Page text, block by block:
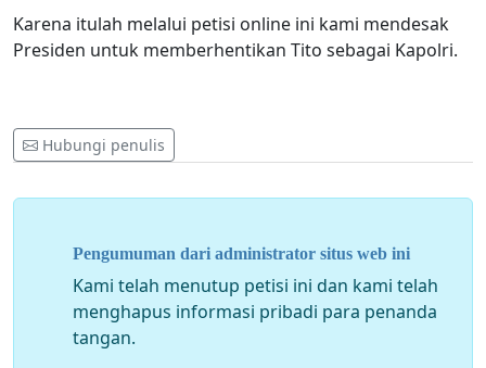
Karena itulah melalui petisi online ini kami mendesak
Presiden untuk memberhentikan Tito sebagai Kapolri.
Hubungi penulis
Pengumuman dari administrator situs web ini
Kami telah menutup petisi ini dan kami telah
menghapus informasi pribadi para penanda
tangan.